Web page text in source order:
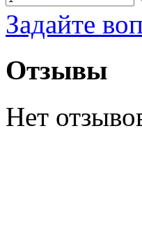
Задайте
Отзывы
Нет